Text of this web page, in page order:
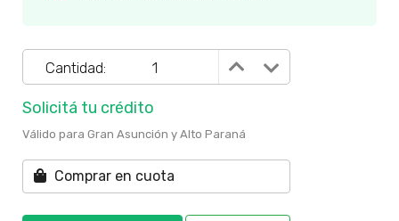
Cantidad:
Solicitá tu crédito
Válido para Gran Asunción y Alto Paraná
Comprar en cuota